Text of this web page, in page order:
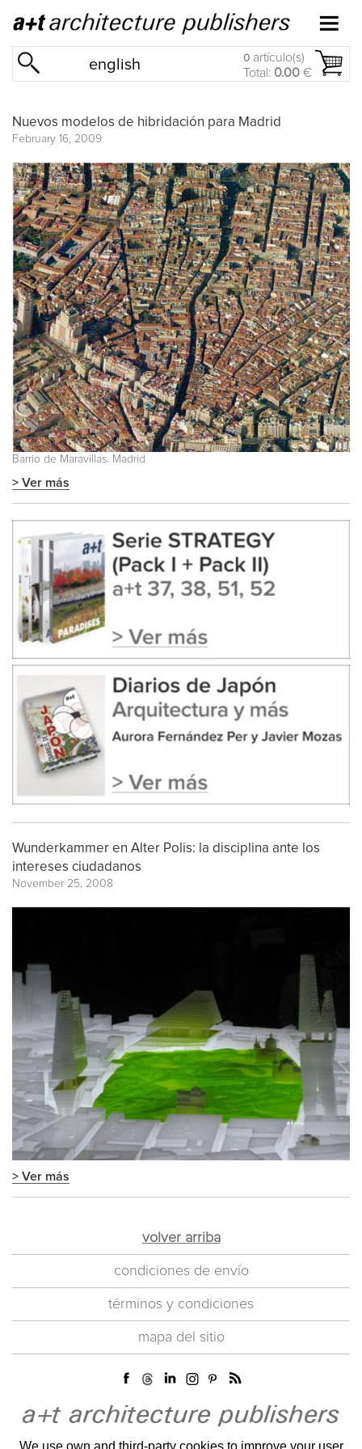
english 0 artículo(s)
Total: 0.00 €
Nuevos modelos de hibridación para Madrid
February 16, 2009
Barrio de Maravillas. Madrid
> Ver más
Wunderkammer en Alter Polis: la disciplina ante los
intereses ciudadanos
November 25, 2008
> Ver más
volver arriba
condiciones de envío
términos y condiciones
mapa del sitio
We use own and third-party cookies to improve your user